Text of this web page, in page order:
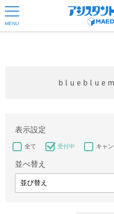
MENU
表示設定
全て 受付中 キャ
並べ替え